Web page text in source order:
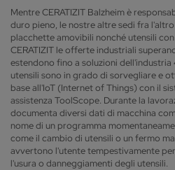
Mentre CERATIZIT Balzheim è
duro pieno, le nostre altre sedi fra
placchette amovibili nonché utensili
CERATIZIT le offerte industriali
estendono fino a soluzioni
utensili sono in grado di sorvegliare e
base all'IoT (Internet of Things) con il
assistenza ToolScope. Durante la
documenta diversi dati di macchina
nome di un programma
come il cambio di utensili o un fermo
avvertono l'utente tempestivamente
l'usura o danneggiamenti degli utensili.